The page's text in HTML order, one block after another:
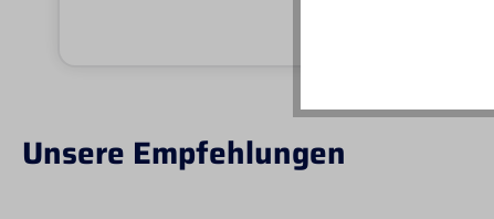
Unsere Empfehlungen